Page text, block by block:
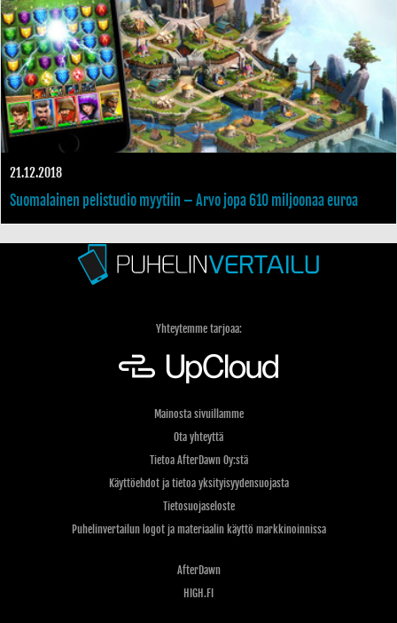
21.12.2018
Suomalainen pelistudio myytiin – Arvo jopa 610 miljoonaa euroa
Yhteytemme tarjoaa:
Mainosta sivuillamme
Ota yhteyttä
Tietoa AfterDawn Oy:stä
Käyttöehdot ja tietoa yksityisyydensuojasta
Tietosuojaseloste
Puhelinvertailun logot ja materiaalin käyttö markkinoinnissa
AfterDawn
HIGH.FI